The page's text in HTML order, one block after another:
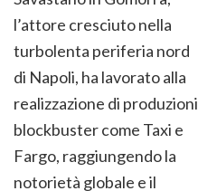
l’attore cresciuto nella
turbolenta periferia nord
di Napoli, ha lavorato alla
realizzazione di produzioni
blockbuster come Taxi e
Fargo, raggiungendo la
notorietà globale e il